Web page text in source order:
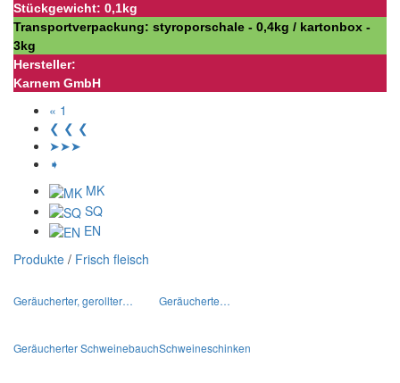
Stückgewicht: 0,1kg
Transportverpackung: styroporschale - 0,4kg / kartonbox -
3kg
Hersteller:
Karnem GmbH
« 1
❮ ❮ ❮
➤➤➤
➧
MK
SQ
EN
Produkte / Frisch fleisch
Geräucherter, gerollter… Geräucherte…
Geräucherter SchweinebauchSchweineschinken